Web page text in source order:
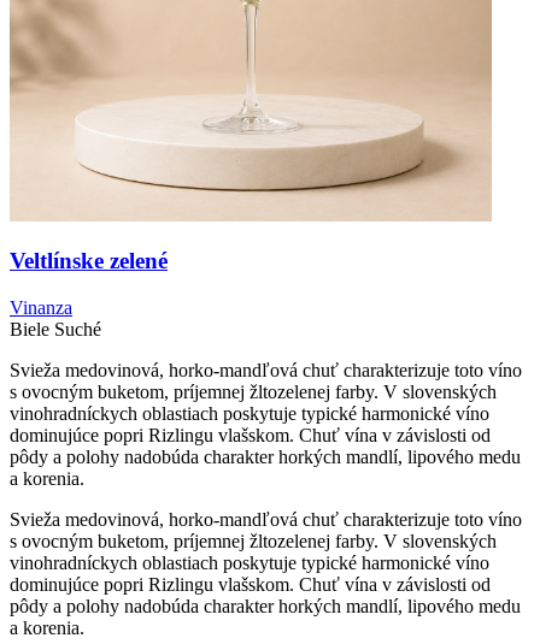
Veltlínske zelené
Vinanza
Biele Suché
Svieža medovinová, horko-mandľová chuť charakterizuje toto víno
s ovocným buketom, príjemnej žltozelenej farby. V slovenských
vinohradníckych oblastiach poskytuje typické harmonické víno
dominujúce popri Rizlingu vlašskom. Chuť vína v závislosti od
pôdy a polohy nadobúda charakter horkých mandlí, lipového medu
a korenia.
Svieža medovinová, horko-mandľová chuť charakterizuje toto víno
s ovocným buketom, príjemnej žltozelenej farby. V slovenských
vinohradníckych oblastiach poskytuje typické harmonické víno
dominujúce popri Rizlingu vlašskom. Chuť vína v závislosti od
pôdy a polohy nadobúda charakter horkých mandlí, lipového medu
a korenia.